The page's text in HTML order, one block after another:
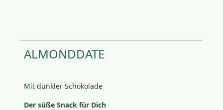
ALMONDDATE
Mit dunkler Schokolade
Der süße Snack für Dich